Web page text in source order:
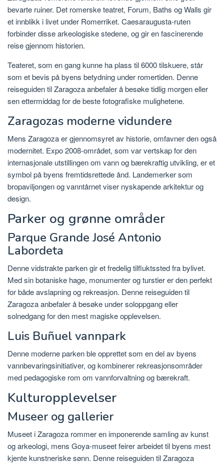
bevarte ruiner. Det romerske teatret, Forum, Baths og Walls gir
et innblikk i livet under Romerriket. Caesaraugusta-ruten
forbinder disse arkeologiske stedene, og gir en fascinerende
reise gjennom historien.
Teateret, som en gang kunne ha plass til 6000 tilskuere, står
som et bevis på byens betydning under romertiden. Denne
reiseguiden til Zaragoza anbefaler å besøke tidlig morgen eller
sen ettermiddag for de beste fotografiske mulighetene.
Zaragozas moderne vidundere
Mens Zaragoza er gjennomsyret av historie, omfavner den også
modernitet. Expo 2008-området, som var vertskap for den
internasjonale utstillingen om vann og bærekraftig utvikling, er et
symbol på byens fremtidsrettede ånd. Landemerker som
bropaviljongen og vanntårnet viser nyskapende arkitektur og
design.
Parker og grønne områder
Parque Grande José Antonio
Labordeta
Denne vidstrakte parken gir et fredelig tilfluktssted fra bylivet.
Med sin botaniske hage, monumenter og turstier er den perfekt
for både avslapning og rekreasjon. Denne reiseguiden til
Zaragoza anbefaler å besøke under soloppgang eller
solnedgang for den mest magiske opplevelsen.
Luis Buñuel vannpark
Denne moderne parken ble opprettet som en del av byens
vannbevaringsinitiativer, og kombinerer rekreasjonsområder
med pedagogiske rom om vannforvaltning og bærekraft.
Kulturopplevelser
Museer og gallerier
Museet i Zaragoza rommer en imponerende samling av kunst
og arkeologi, mens Goya-museet feirer arbeidet til byens mest
kjente kunstneriske sønn. Denne reiseguiden til Zaragoza